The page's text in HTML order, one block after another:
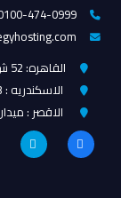
474-0999
القاهره: 52 ش الطيران -مدينه نصر
الاسكندريه : 3أ ش دكتور مورسيون
الاقصر :